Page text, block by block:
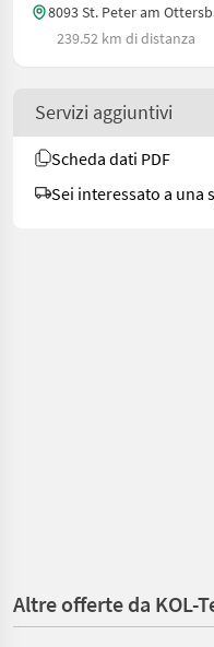
8093 St. Peter am
239.52 km di distanza
Servizi aggiuntivi
Scheda dati PDF
Sei interessato a una
Altre offerte da KOL-